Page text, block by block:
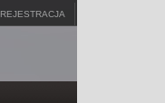
REJESTRACJA